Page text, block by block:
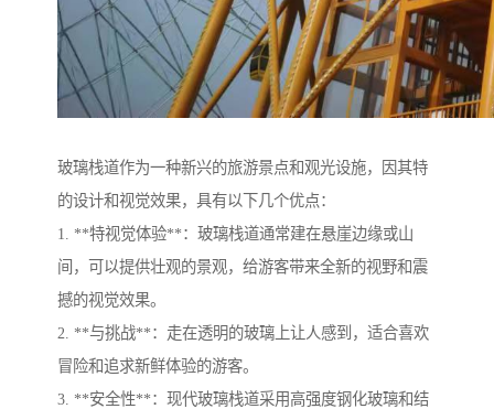
玻璃栈道作为一种新兴的旅游景点和观光设施，因其特
的设计和视觉效果，具有以下几个优点：
1. **特视觉体验**：玻璃栈道通常建在悬崖边缘或山
间，可以提供壮观的景观，给游客带来全新的视野和震
撼的视觉效果。
2. **与挑战**：走在透明的玻璃上让人感到，适合喜欢
冒险和追求新鲜体验的游客。
3. **安全性**：现代玻璃栈道采用高强度钢化玻璃和结